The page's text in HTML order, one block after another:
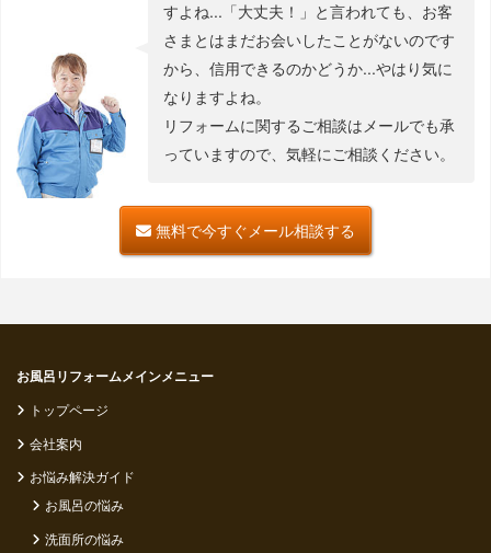
すよね...「大丈夫！」と言われても、お客
さまとはまだお会いしたことがないのです
から、信用できるのかどうか...やはり気に
なりますよね。
リフォームに関するご相談はメールでも承
っていますので、気軽にご相談ください。
無料で今すぐメール相談する
お風呂リフォームメインメニュー
トップページ
会社案内
お悩み解決ガイド
お風呂の悩み
洗面所の悩み